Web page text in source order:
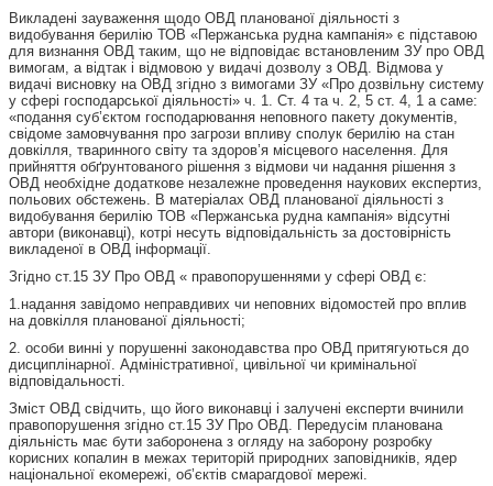
Викладені зауваження щодо ОВД планованої діяльності з
видобування берилію ТОВ «Пержанська рудна кампанія» є підставою
для визнання ОВД таким, що не відповідає встановленим ЗУ про ОВД
вимогам, а відтак і відмовою у видачі дозволу з ОВД. Відмова у
видачі висновку на ОВД згідно з вимогами ЗУ «Про дозвільну систему
у сфері господарської діяльності» ч. 1. Ст. 4 та ч. 2, 5 ст. 4, 1 а саме:
«подання суб’єктом господарювання неповного пакету документів,
свідоме замовчування про загрози впливу сполук берилію на стан
довкілля, тваринного світу та здоров’я місцевого населення. Для
прийняття обґрунтованого рішення з відмови чи надання рішення з
ОВД необхідне додаткове незалежне проведення наукових експертиз,
польових обстежень. В матеріалах ОВД планованої діяльності з
видобування берилію ТОВ «Пержанська рудна кампанія» відсутні
автори (виконавці), котрі несуть відповідальність за достовірність
викладеної в ОВД інформації.
Згідно ст.15 ЗУ Про ОВД « правопорушеннями у сфері ОВД є:
1.надання завідомо неправдивих чи неповних відомостей про вплив
на довкілля планованої діяльності;
2. особи винні у порушенні законодавства про ОВД притягуються до
дисциплінарної. Адміністративної, цивільної чи кримінальної
відповідальності.
Зміст ОВД свідчить, що його виконавці і залучені експерти вчинили
правопорушення згідно ст.15 ЗУ Про ОВД. Передусім планована
діяльність має бути заборонена з огляду на заборону розробку
корисних копалин в межах територій природних заповідників, ядер
національної екомережі, об’єктів смарагдової мережі.